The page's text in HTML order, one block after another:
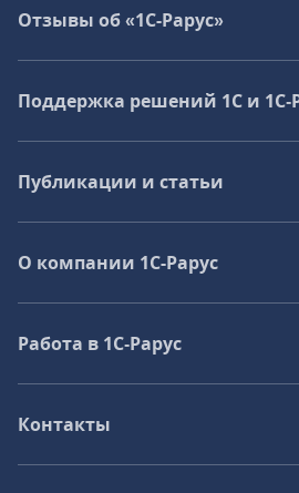
Отзывы об «1С-Рарус»
Поддержка решений 1С и
Публикации и статьи
О компании 1C-Рарус
Работа в 1С‑Рарус
Контакты